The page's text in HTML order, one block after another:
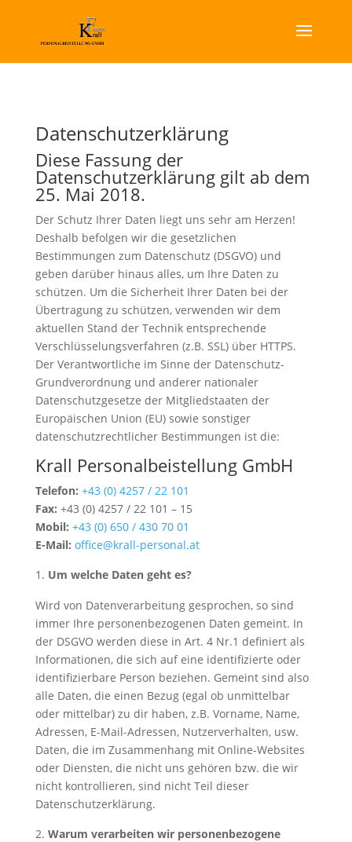
Datenschutzerklärung
Diese Fassung der
Datenschutzerklärung gilt ab dem
25. Mai 2018.
Der Schutz Ihrer Daten liegt uns sehr am Herzen!
Deshalb befolgen wir die gesetzlichen
Bestimmungen zum Datenschutz (DSGVO) und
geben darüber hinaus alles, um Ihre Daten zu
schützen. Um die Sicherheit Ihrer Daten bei der
Übertragung zu schützen, verwenden wir dem
aktuellen Stand der Technik entsprechende
Verschlüsselungsverfahren (z.B. SSL) über HTTPS.
Der Verantwortliche im Sinne der Datenschutz-
Grundverordnung und anderer nationaler
Datenschutzgesetze der Mitgliedstaaten der
Europäischen Union (EU) sowie sonstiger
datenschutzrechtlicher Bestimmungen ist die:
Krall Personalbeistellung GmbH
Telefon: +43 (0) 4257 / 22 101
Fax: +43 (0) 4257 / 22 101 – 15
Mobil: +43 (0) 650 / 430 70 01
E-Mail: office@krall-personal.at
Um welche Daten geht es?
Wird von Datenverarbeitung gesprochen, so sind
immer Ihre personenbezogenen Daten gemeint. In
der DSGVO werden diese in Art. 4 Nr.1 definiert als
Informationen, die sich auf eine identifizierte oder
identifizierbare Person beziehen. Gemeint sind also
alle Daten, die einen Bezug (egal ob unmittelbar
oder mittelbar) zu dir haben, z.B. Vorname, Name,
Adressen, E-Mail-Adressen, Nutzerverhalten, usw.
Daten, die im Zusammenhang mit Online-Websites
oder Diensten, die nicht uns gehören bzw. die wir
nicht kontrollieren, sind nicht Teil dieser
Datenschutzerklärung.
Warum verarbeiten wir personenbezogene